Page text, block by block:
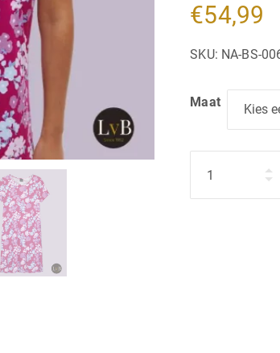
€54,99
SKU: NA-BS-
Maat